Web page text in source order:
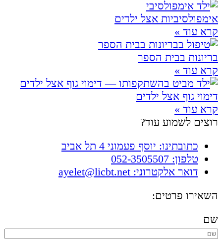
אימפולסיביות אצל ילדים
קרא עוד »
בריונות בבית הספר
קרא עוד »
דימוי גוף אצל ילדים
קרא עוד »
רוצים לשמוע עוד?
כתובתינו: יוסף פעמוני 4 תל אביב
טלפון: 052-3505507
דואר אלקטרוני: ayelet@licbt.net
השאירו פרטים:
שם